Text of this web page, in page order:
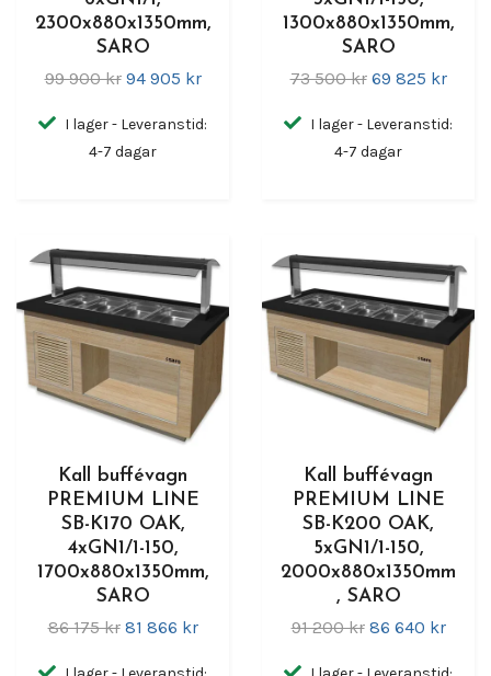
2300x880x1350mm,
SARO
99 900 kr 94 905 kr
I lager - Leveranstid:
4-7 dagar
1300x880x1350mm,
SARO
73 500 kr 69 825 kr
I lager - Leveranstid:
4-7 dagar
Kall buffévagn
PREMIUM LINE
SB-K170 OAK,
4xGN1/1-150,
1700x880x1350mm,
SARO
86 175 kr 81 866 kr
Kall buffévagn
PREMIUM LINE
SB-K200 OAK,
5xGN1/1-150,
2000x880x1350mm
, SARO
91 200 kr 86 640 kr